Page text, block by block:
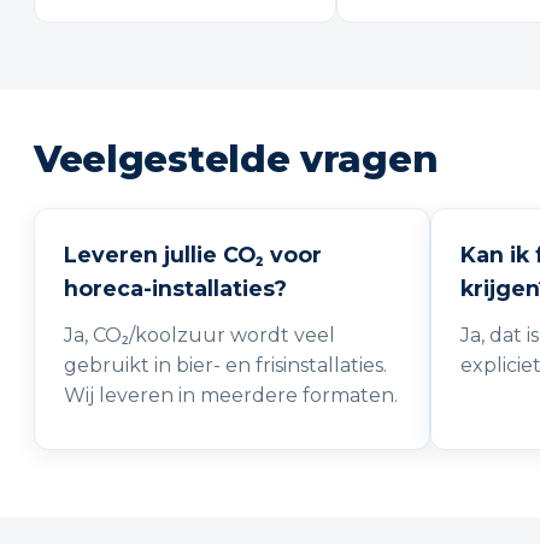
Veelgestelde vragen
Leveren jullie CO₂ voor
horeca-installaties?
Ja, CO₂/koolzuur wordt veel
gebruikt in bier- en frisinstallaties.
Wij leveren in meerdere formaten.
Kan ik
Ja, dat